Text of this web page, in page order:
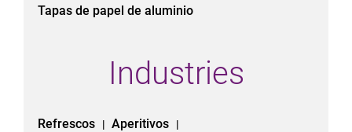
Tapas de papel de aluminio
Industries
Refrescos | Aperitivos |